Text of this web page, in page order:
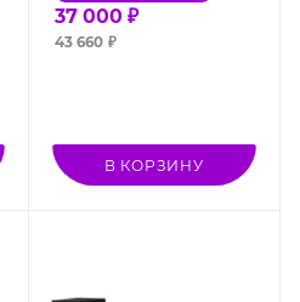
37 000 ₽
43 660 ₽
В КОРЗИНУ